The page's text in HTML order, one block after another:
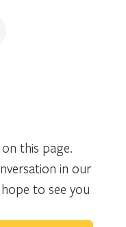
this page.
in our
to see you